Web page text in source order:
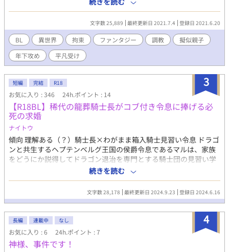
し、お仕置き、ご褒美、おねだり、イきっぱ、中出し 後編の傾向:
調教、拘束、監禁、放置、焦らし、淫語、連続絶頂、結腸責め、
快楽堕ち ※リクエスト頂いた年下攻めです。
文字数 25,889 最終更新日 2021.7.4 登録日 2021.6.20
BL 異世界 拘束 ファンタジー 調教
擬似親子
年下攻め
平凡受け
3
短編 完結 R18
お気に入り : 346 24h.ポイント : 14
【R18BL】稀代の龍葬騎士長がコブ付き令息に捧げる必
死の求婚
ナイトウ
傾向 理解ある（？）騎士長×わがまま箱入騎士見習い令息 ドラゴ
ンと共生するヘプテンベルグ王国の侯爵令息であるマルは、家族
をどうにか説得してドラゴン退治を専門とする騎士団の見習い学
校に入学した。 そこでマルは憧れの龍葬騎士になるため真面目に
取り組むが、どうにも学校の門番を務めるゾックだけは目につい
て反発してしまう。 そんなある日、マルは出征に同行する研修の
参加者に選抜され、尊敬する騎士団長と共にドラゴン退治に向か
向：溺愛、激しくセックスされすぎてつい謝っちゃう奴
続きを読む
文字数 28,178 最終更新日 2024.9.23 登録日 2024.6.16
4
長編 連載中 なし
お気に入り : 6 24h.ポイント : 7
神様、事件です！